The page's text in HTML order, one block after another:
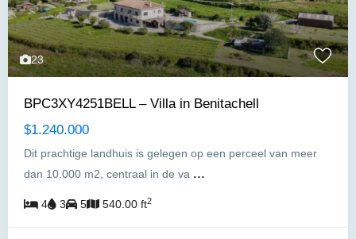
23
BPC3XY4251BELL – Villa in Benitachell
$1.240.000
Dit prachtige landhuis is gelegen op een perceel van meer
dan 10.000 m2, centraal in de va ...
4 3 5 540.00 ft2